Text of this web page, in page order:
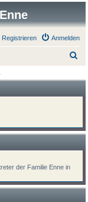
Anmelden
Registrieren
c
h
der Familie Enne in